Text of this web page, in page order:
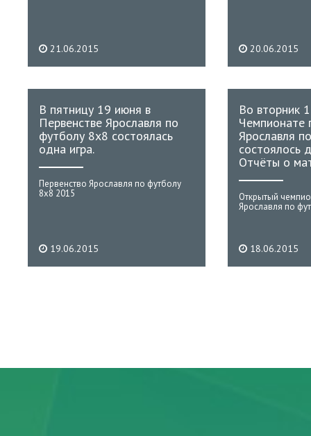
21.06.2015 20.06.2015
В пятницу 19 июня в
Первенстве Ярославля по
футболу 8x8 состоялась
одна игра.
Первенство Ярославля по футболу
8х8 2015
19.06.2015
Во вторник
Чемпионате
Ярославля
состоялось
Отчёты о
Открытый
Ярославля по
18.06.2015